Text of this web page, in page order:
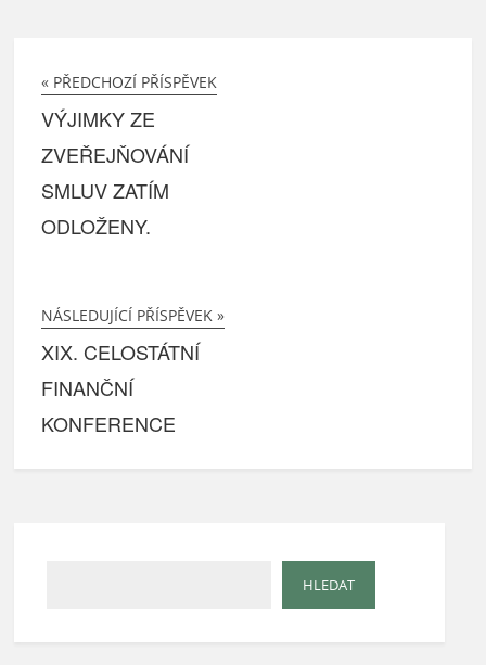
« PŘEDCHOZÍ PŘÍSPĚVEK
VÝJIMKY ZE
ZVEŘEJŇOVÁNÍ
SMLUV ZATÍM
ODLOŽENY.
NÁSLEDUJÍCÍ PŘÍSPĚVEK »
XIX. CELOSTÁTNÍ
FINANČNÍ
KONFERENCE